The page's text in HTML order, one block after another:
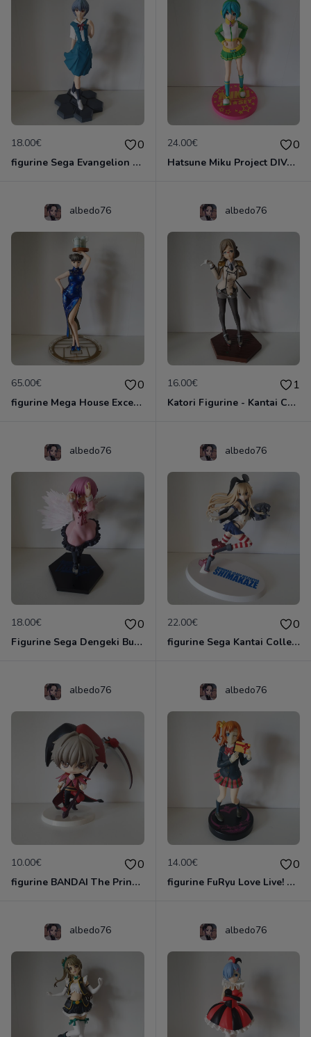
18.00€ 0
figurine Sega Evangelion 1.0 You Are (Not) Alone: Rei Ayanami Premium Uniform
24.00€ 0
Hatsune Miku Project DIVA Arcade Future Tone SPM Figurine "Jersey" Japan Limited
albedo76
65.00€ 0
figurine Mega House Excellent Model CORE Spirit of Wonder: China-san no Yuuutsu
albedo76
16.00€ 1
Katori Figurine - Kantai Collection (Kan Colle) Eductating ver. by Taito manga
albedo76
18.00€ 0
Figurine Sega Dengeki Bunko: Fighting Climax: Tomoka Minato
albedo76
22.00€ 0
figurine Sega Kantai Collection: Kancolle: Shimakaze Premium
albedo76
10.00€ 0
figurine BANDAI The Prince De Tennis Shiraishi Kuranosuke Figurine 10cm
albedo76
14.00€ 0
figurine FuRyu Love Live! School Idol Project Figure complète Kousaka Honoka
albedo76 albedo76